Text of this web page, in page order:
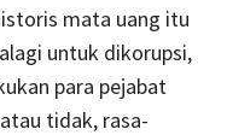
mata uang itu
untuk dikorupsi,
para pejabat
tidak, rasa-